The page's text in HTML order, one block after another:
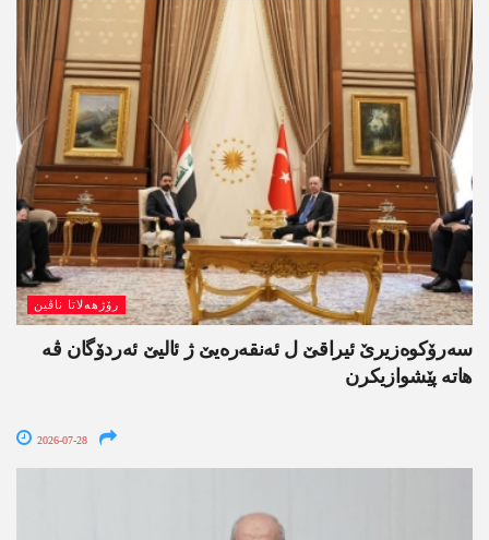
رۆژھەلاتا ناڤین
سەرۆکوەزیرێ ئیراقێ ل ئەنقەرەیێ ژ ئالیێ ئەردۆگان ڤە
ھاتە پێشوازیکرن
2026-07-28